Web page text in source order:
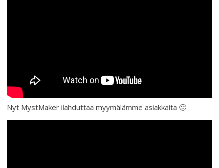
Nyt MystMaker ilahduttaa myymälämme asiakkaita 🙂